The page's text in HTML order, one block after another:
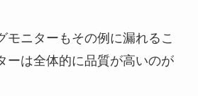
モニターもその例に漏れるこ
ーは全体的に品質が高いのが